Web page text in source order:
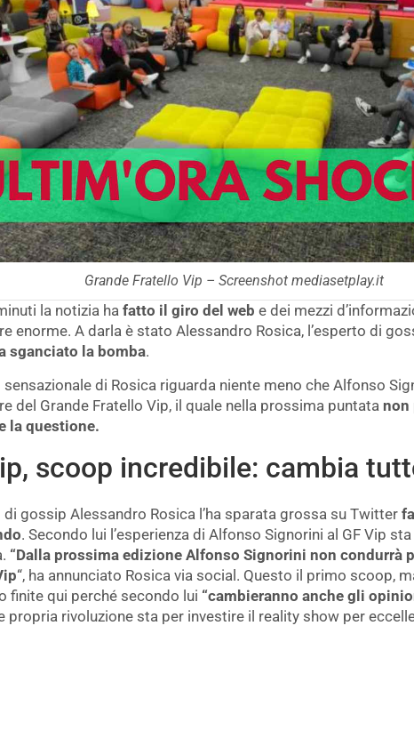
Grande Fratello Vip – Screenshot mediasetplay.it
la notizia ha fatto il giro del web e dei mezzi
enorme. A darla è stato Alessandro Rosica, l’esperto di
sganciato la bomba.
di Rosica riguarda niente meno che Alfonso
del Grande Fratello Vip, il quale nella prossima puntata non
la questione.
scoop incredibile: cambia
di gossip Alessandro Rosica l’ha sparata grossa su Twitter
. Secondo lui l’esperienza di Alfonso Signorini al GF Vip
“Dalla prossima edizione Alfonso Signorini non condurrà
“, ha annunciato Rosica via social. Questo il primo scoop,
finite qui perché secondo lui “cambieranno anche gli
propria rivoluzione sta per investire il reality show per